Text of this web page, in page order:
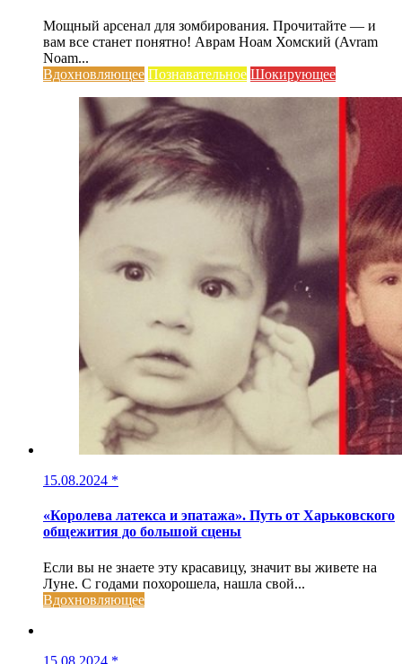
Мощный арсенал для зомбирования. Прочитайте — и
вам все станет понятно! Аврам Ноам Хомский (Avram
Noam...
Вдохновляющее Познавательное Шокирующее
15.08.2024 *
«Королева латекса и эпатажа». Путь от Харьковского
общежития до большой сцены
Если вы не знаете эту красавицу, значит вы живете на
Луне. С годами похорошела, нашла свой...
Вдохновляющее
15.08.2024 *